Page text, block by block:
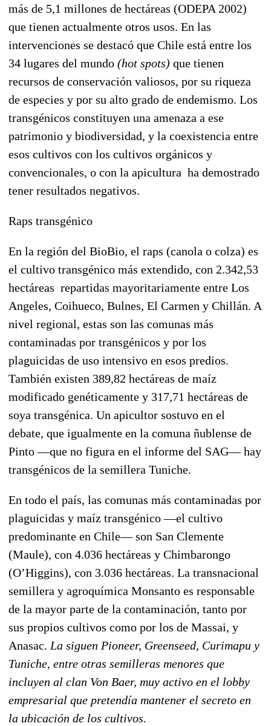
más de 5,1 millones de hectáreas (ODEPA 2002)
que tienen actualmente otros usos. En las
intervenciones se destacó que Chile está entre los
34 lugares del mundo (hot spots) que tienen
recursos de conservación valiosos, por su riqueza
de especies y por su alto grado de endemismo. Los
transgénicos constituyen una amenaza a ese
patrimonio y biodiversidad, y la coexistencia entre
esos cultivos con los cultivos orgánicos y
convencionales, o con la apicultura ha demostrado
tener resultados negativos.
Raps transgénico
En la región del BioBio, el raps (canola o colza) es
el cultivo transgénico más extendido, con 2.342,53
hectáreas repartidas mayoritariamente entre Los
Angeles, Coihueco, Bulnes, El Carmen y Chillán. A
nivel regional, estas son las comunas más
contaminadas por transgénicos y por los
plaguicidas de uso intensivo en esos predios.
También existen 389,82 hectáreas de maíz
modificado genéticamente y 317,71 hectáreas de
soya transgénica. Un apicultor sostuvo en el
debate, que igualmente en la comuna ñublense de
Pinto —que no figura en el informe del SAG— hay
transgénicos de la semillera Tuniche.
En todo el país, las comunas más contaminadas por
plaguicidas y maíz transgénico —el cultivo
predominante en Chile— son San Clemente
(Maule), con 4.036 hectáreas y Chimbarongo
(O’Higgins), con 3.036 hectáreas. La transnacional
semillera y agroquímica Monsanto es responsable
de la mayor parte de la contaminación, tanto por
sus propios cultivos como por los de Massai, y
Anasac. La siguen Pioneer, Greenseed, Curimapu y
Tuniche, entre otras semilleras menores que
incluyen al clan Von Baer, muy activo en el lobby
empresarial que pretendía mantener el secreto en
la ubicación de los cultivos.